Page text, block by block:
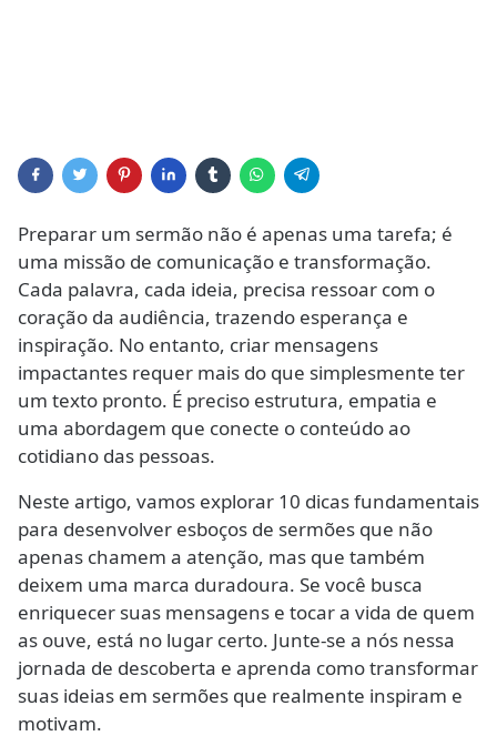
Preparar um sermão não é apenas uma tarefa; é
uma missão de comunicação e transformação.
Cada palavra, cada ideia, precisa ressoar com o
coração da audiência, trazendo esperança e
inspiração. No entanto, criar mensagens
impactantes requer mais do que simplesmente ter
um texto pronto. É preciso estrutura, empatia e
uma abordagem que conecte o conteúdo ao
cotidiano das pessoas.
Neste artigo, vamos explorar 10 dicas fundamentais
para desenvolver esboços de sermões que não
apenas chamem a atenção, mas que também
deixem uma marca duradoura. Se você busca
enriquecer suas mensagens e tocar a vida de quem
as ouve, está no lugar certo. Junte-se a nós nessa
jornada de descoberta e aprenda como transformar
suas ideias em sermões que realmente inspiram e
motivam.